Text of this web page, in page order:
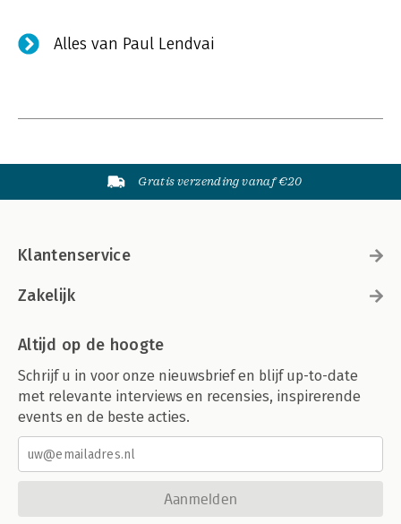
Alles van Paul Lendvai
Gratis verzending vanaf €20
Klantenservice
Zakelijk
Altijd op de hoogte
Schrijf u in voor onze nieuwsbrief en blijf up-to-date
met relevante interviews en recensies, inspirerende
events en de beste acties.
Aanmelden